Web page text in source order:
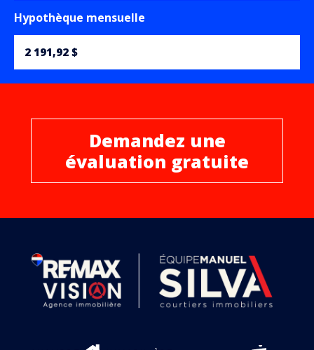
Hypothèque mensuelle
2 191,92 $
Demandez une
évaluation gratuite